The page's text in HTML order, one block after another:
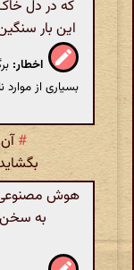
که در دل
این بار
اخطار:
بسیاری از
#
هوش مصنوعی:
به سخن